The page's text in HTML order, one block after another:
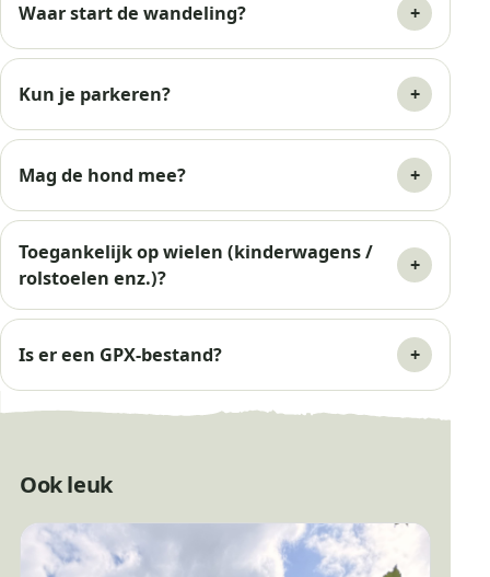
Waar start de wandeling?
Kun je parkeren?
Mag de hond mee?
Toegankelijk op wielen (kinderwagens /
rolstoelen enz.)?
Is er een GPX-bestand?
Ook leuk